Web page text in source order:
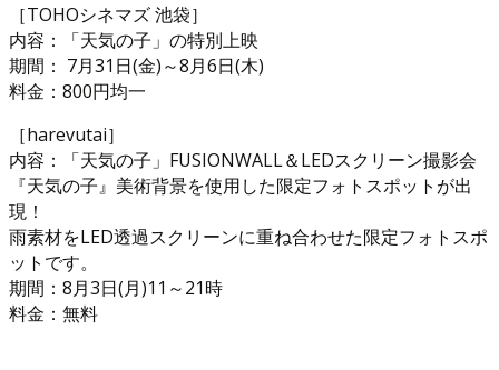
［TOHOシネマズ 池袋］
内容：「天気の子」の特別上映
期間： 7月31日(金)～8月6日(木)
料金：800円均一
［harevutai］
内容：「天気の子」FUSIONWALL＆LEDスクリーン撮影会
『天気の子』美術背景を使用した限定フォトスポットが出
現！
雨素材をLED透過スクリーンに重ね合わせた限定フォトスポ
ットです。
期間：8月3日(月)11～21時
料金：無料